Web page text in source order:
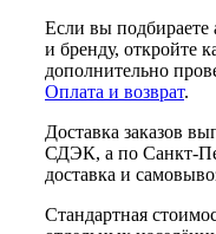
Если вы подбираете
и бренду, откройте
дополнительно
Оплата и возврат.
Доставка заказов
СДЭК, а по Санкт-
доставка и
Стандартная